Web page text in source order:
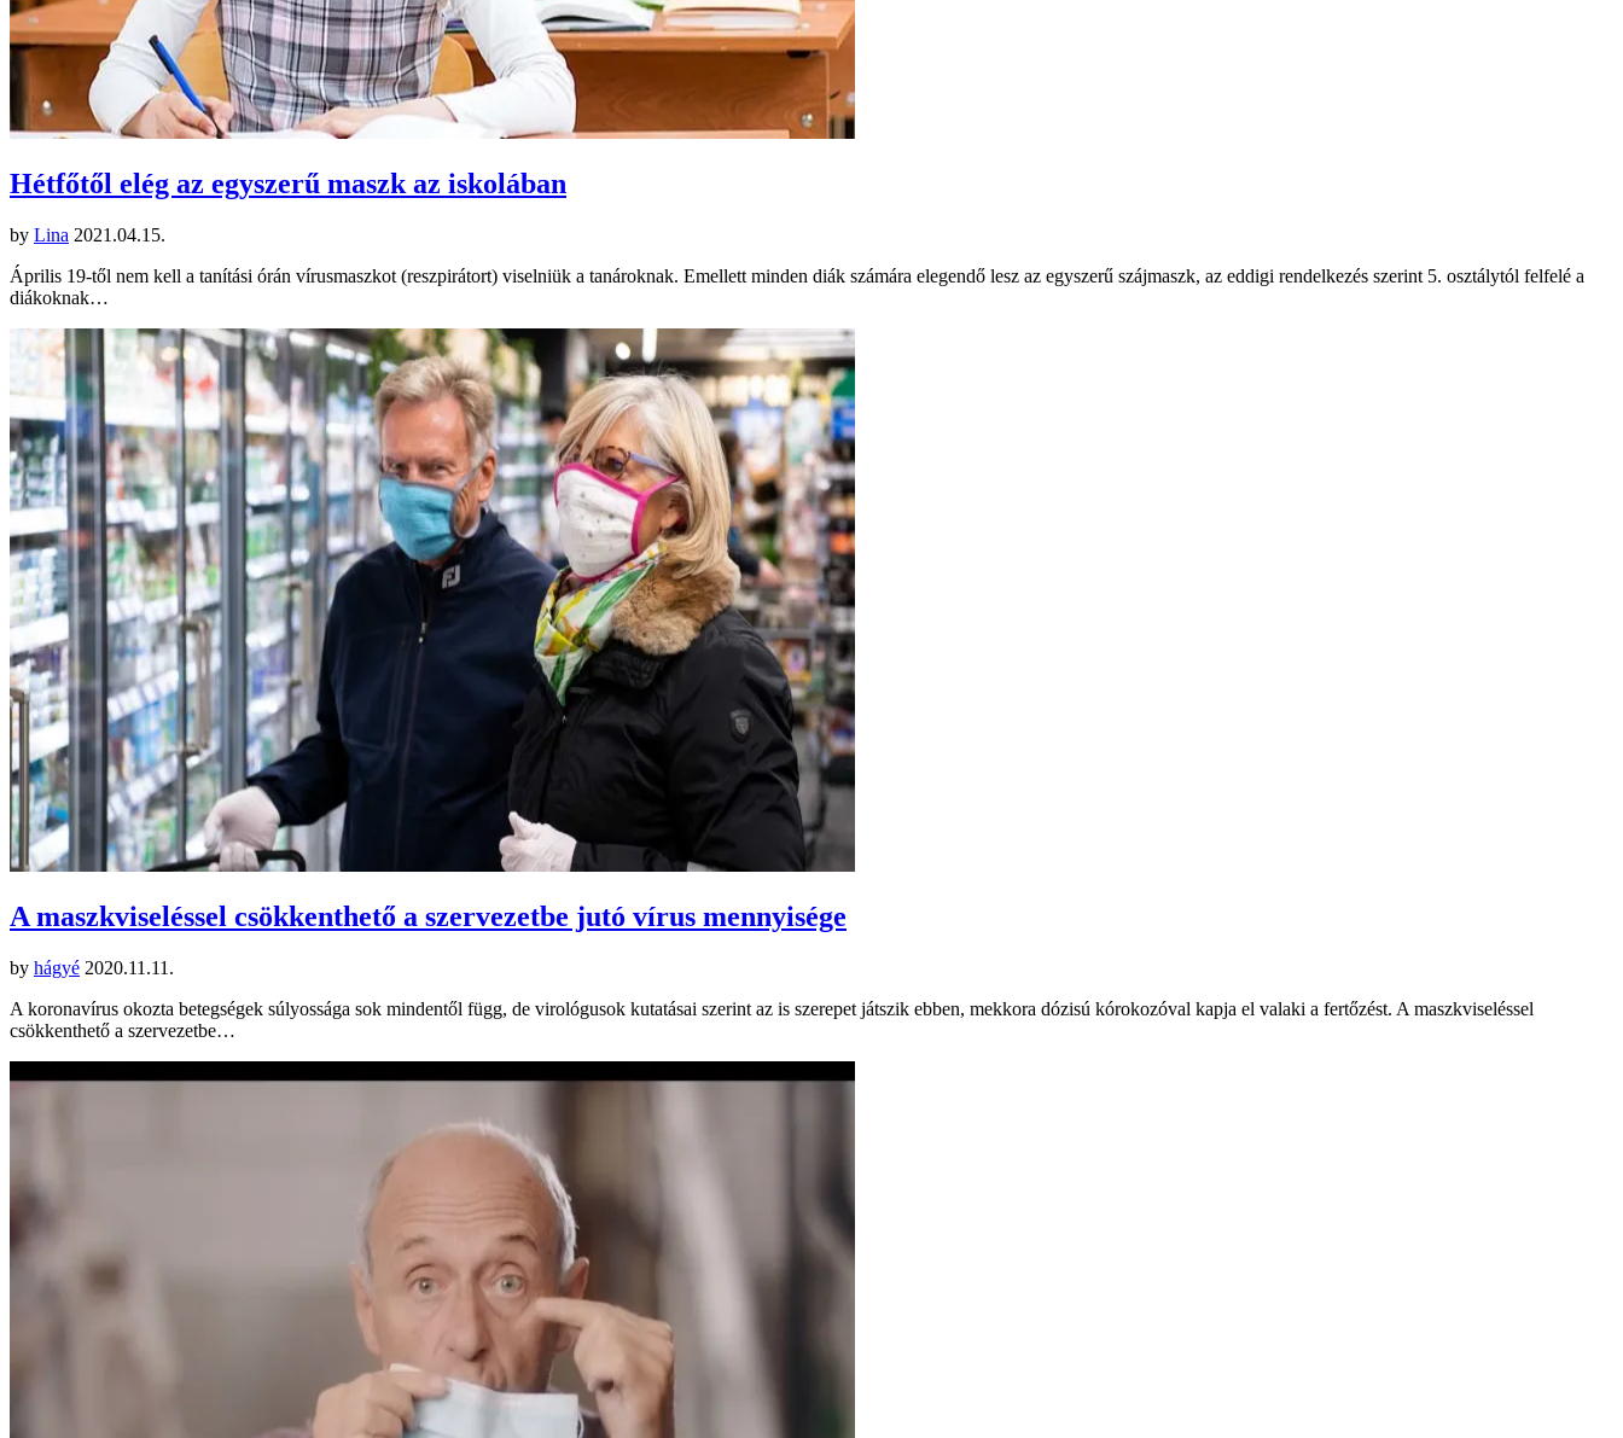
Hétfőtől elég az egyszerű maszk az iskolában
by Lina 2021.04.15.
Április 19-től nem kell a tanítási órán vírusmaszkot (reszpirátort) viselniük a tanároknak. Emellett minden diák számára elegendő lesz az egyszerű szájmaszk, az eddigi rendelkezés szerint 5. osztálytól felfelé a
diákoknak…
A maszkviseléssel csökkenthető a szervezetbe jutó vírus mennyisége
by hágyé 2020.11.11.
A koronavírus okozta betegségek súlyossága sok mindentől függ, de virológusok kutatásai szerint az is szerepet játszik ebben, mekkora dózisú kórokozóval kapja el valaki a fertőzést. A maszkviseléssel
csökkenthető a szervezetbe…